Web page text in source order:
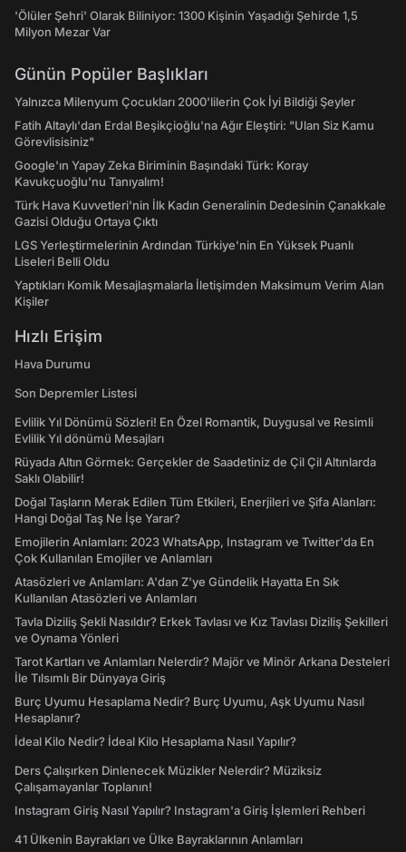
'Ölüler Şehri' Olarak Biliniyor: 1300 Kişinin Yaşadığı Şehirde 1,5
Milyon Mezar Var
Günün Popüler Başlıkları
Yalnızca Milenyum Çocukları 2000'lilerin Çok İyi Bildiği Şeyler
Fatih Altaylı'dan Erdal Beşikçioğlu'na Ağır Eleştiri: "Ulan Siz Kamu
Görevlisisiniz"
Google'ın Yapay Zeka Biriminin Başındaki Türk: Koray
Kavukçuoğlu'nu Tanıyalım!
Türk Hava Kuvvetleri'nin İlk Kadın Generalinin Dedesinin Çanakkale
Gazisi Olduğu Ortaya Çıktı
LGS Yerleştirmelerinin Ardından Türkiye'nin En Yüksek Puanlı
Liseleri Belli Oldu
Yaptıkları Komik Mesajlaşmalarla İletişimden Maksimum Verim Alan
Kişiler
Hızlı Erişim
Hava Durumu
Son Depremler Listesi
Evlilik Yıl Dönümü Sözleri! En Özel Romantik, Duygusal ve Resimli
Evlilik Yıl dönümü Mesajları
Rüyada Altın Görmek: Gerçekler de Saadetiniz de Çil Çil Altınlarda
Saklı Olabilir!
Doğal Taşların Merak Edilen Tüm Etkileri, Enerjileri ve Şifa Alanları:
Hangi Doğal Taş Ne İşe Yarar?
Emojilerin Anlamları: 2023 WhatsApp, Instagram ve Twitter'da En
Çok Kullanılan Emojiler ve Anlamları
Atasözleri ve Anlamları: A'dan Z'ye Gündelik Hayatta En Sık
Kullanılan Atasözleri ve Anlamları
Tavla Diziliş Şekli Nasıldır? Erkek Tavlası ve Kız Tavlası Diziliş Şekilleri
ve Oynama Yönleri
Tarot Kartları ve Anlamları Nelerdir? Majör ve Minör Arkana Desteleri
İle Tılsımlı Bir Dünyaya Giriş
Burç Uyumu Hesaplama Nedir? Burç Uyumu, Aşk Uyumu Nasıl
Hesaplanır?
İdeal Kilo Nedir? İdeal Kilo Hesaplama Nasıl Yapılır?
Ders Çalışırken Dinlenecek Müzikler Nelerdir? Müziksiz
Çalışamayanlar Toplanın!
Instagram Giriş Nasıl Yapılır? Instagram'a Giriş İşlemleri Rehberi
41 Ülkenin Bayrakları ve Ülke Bayraklarının Anlamları